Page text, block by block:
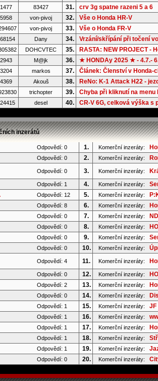
1477 83427 31. crv 3g spatne razeni 5 a 6
5958 von-pivoj 32. Vše o Honda HR-V
von-pivoj 33. Vše o Honda FR-V
Dany 34. Vrzání/skřípání při točení
DOHCVTEC 35. RASTA: NEW PROJECT -
2943 M@jk 36. ★ HONDAy 2025 ★ - 4.7.-
3204 markos 37. Článek: Členství v Honda-
4369 Akouš 38. ReNo: K-1 Attack H22 -
trichopter 39. Chyba při kliknutí na menu
desel 40. CR-V 6G, celková výška s
inzerátů
Odpovědí: 0 1. Komerční inzeráty:
Odpovědí: 0 2. Komerční inzeráty:
Odpovědí: 0 3. Komerční inzeráty:
Odpovědí: 1 4. Komerční inzeráty:
Odpovědí: 12 5. Komerční inzeráty:
Odpovědí: 8 6. Komerční inzeráty:
Odpovědí: 0 7. Komerční inzeráty:
Odpovědí: 0 8. Komerční inzeráty:
Odpovědí: 0 9. Komerční inzeráty:
Odpovědí: 0 10. Komerční inzeráty:
Odpovědí: 4 11. Komerční inzeráty:
Odpovědí: 0 12. Komerční inzeráty:
Odpovědí: 2 13. Komerční inzeráty:
Odpovědí: 0 14. Komerční inzeráty:
Odpovědí: 1 15. Komerční inzeráty: JF
Odpovědí: 1 16. Komerční inzeráty:
Odpovědí: 1 17. Komerční inzeráty:
Odpovědí: 1 18. Komerční inzeráty:
Odpovědí: 1 19. Komerční inzeráty:
Odpovědí: 0 20. Komerční inzeráty: